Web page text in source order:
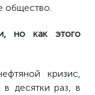
общество.
но как этого
кризис,
десятки раз, в